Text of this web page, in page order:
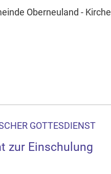
Oberneuland -
GOTTESDIENST
zur Einschulung